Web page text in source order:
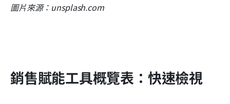
圖片來源：unsplash.com
銷售賦能工具概覽表：快速檢視